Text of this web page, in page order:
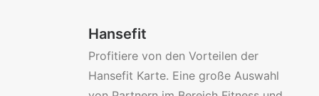
Hansefit
Profitiere von den Vorteilen der
Hansefit Karte. Eine große Auswahl